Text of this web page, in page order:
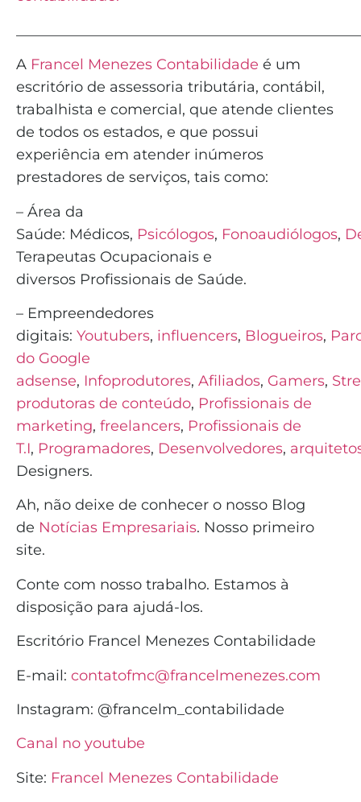
A Francel Menezes Contabilidade é um
escritório de assessoria tributária, contábil,
trabalhista e comercial, que atende clientes
de todos os estados, e que possui
experiência em atender inúmeros
prestadores de serviços, tais como:
– Área da
Saúde: Médicos, Psicólogos, Fonoaudiólogos,
Terapeutas Ocupacionais e
diversos Profissionais de Saúde.
– Empreendedores
digitais: Youtubers, influencers, Blogueiros,
do Google
adsense, Infoprodutores, Afiliados, Gamers,
produtoras de conteúdo, Profissionais de
marketing, freelancers, Profissionais de
T.I, Programadores, Desenvolvedores,
Designers.
Ah, não deixe de conhecer o nosso Blog
de Notícias Empresariais. Nosso primeiro
site.
Conte com nosso trabalho. Estamos à
disposição para ajudá-los.
Escritório Francel Menezes Contabilidade
E-mail: contatofmc@francelmenezes.com
Instagram: @francelm_contabilidade
Canal no youtube
Site: Francel Menezes Contabilidade